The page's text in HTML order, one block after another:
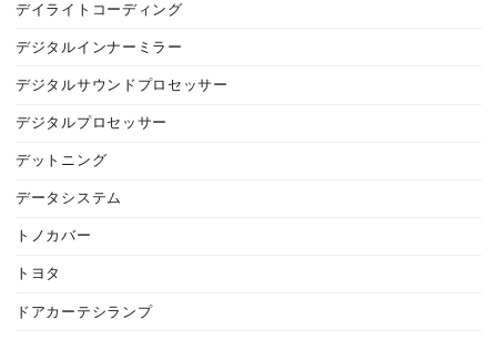
デイライトコーディング
デジタルインナーミラー
デジタルサウンドプロセッサー
デジタルプロセッサー
デットニング
データシステム
トノカバー
トヨタ
ドアカーテシランプ